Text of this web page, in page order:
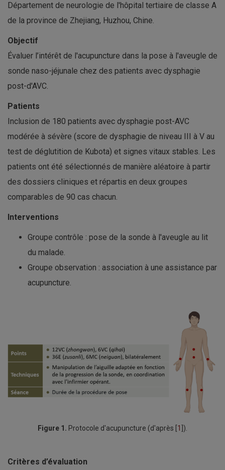
Département de neurologie de l'hôpital tertiaire de classe A
de la province de Zhejiang, Huzhou, Chine.
Objectif
Évaluer l’intérêt de l'acupuncture dans la pose à l'aveugle de
sonde naso-jéjunale chez des patients avec dysphagie
post-d'AVC.
Patients
Inclusion de 180 patients avec dysphagie post-AVC
modérée à sévère (score de dysphagie de niveau III à V au
test de déglutition de Kubota) et signes vitaux stables. Les
patients ont été sélectionnés de manière aléatoire à partir
des dossiers cliniques et répartis en deux groupes
comparables de 90 cas chacun.
Interventions
Groupe contrôle : pose de la sonde à l'aveugle au lit
du malade.
Groupe observation : association à une assistance par
acupuncture.
Figure 1. Protocole d'acupuncture (d'après [ 1 ]).
Critères d’évaluation